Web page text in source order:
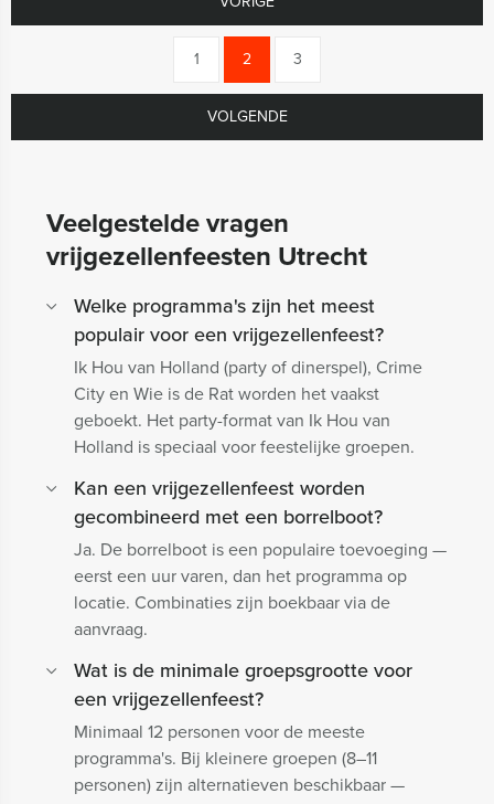
1 2 3
VOLGENDE
Veelgestelde vragen
vrijgezellenfeesten Utrecht
Welke programma's zijn het meest
populair voor een vrijgezellenfeest?
Ik Hou van Holland (party of dinerspel), Crime
City en Wie is de Rat worden het vaakst
geboekt. Het party-format van Ik Hou van
Holland is speciaal voor feestelijke groepen.
Kan een vrijgezellenfeest worden
gecombineerd met een borrelboot?
Ja. De borrelboot is een populaire toevoeging —
eerst een uur varen, dan het programma op
locatie. Combinaties zijn boekbaar via de
aanvraag.
Wat is de minimale groepsgrootte voor
een vrijgezellenfeest?
Minimaal 12 personen voor de meeste
programma's. Bij kleinere groepen (8–11
personen) zijn alternatieven beschikbaar —